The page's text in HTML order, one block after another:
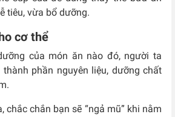
tiêu, vừa bổ dưỡng.
cơ thể
của món ăn nào đó, người ta
thành phần nguyên liệu, dưỡng chất
chắc chắn bạn sẽ “ngả mũ” khi nằm